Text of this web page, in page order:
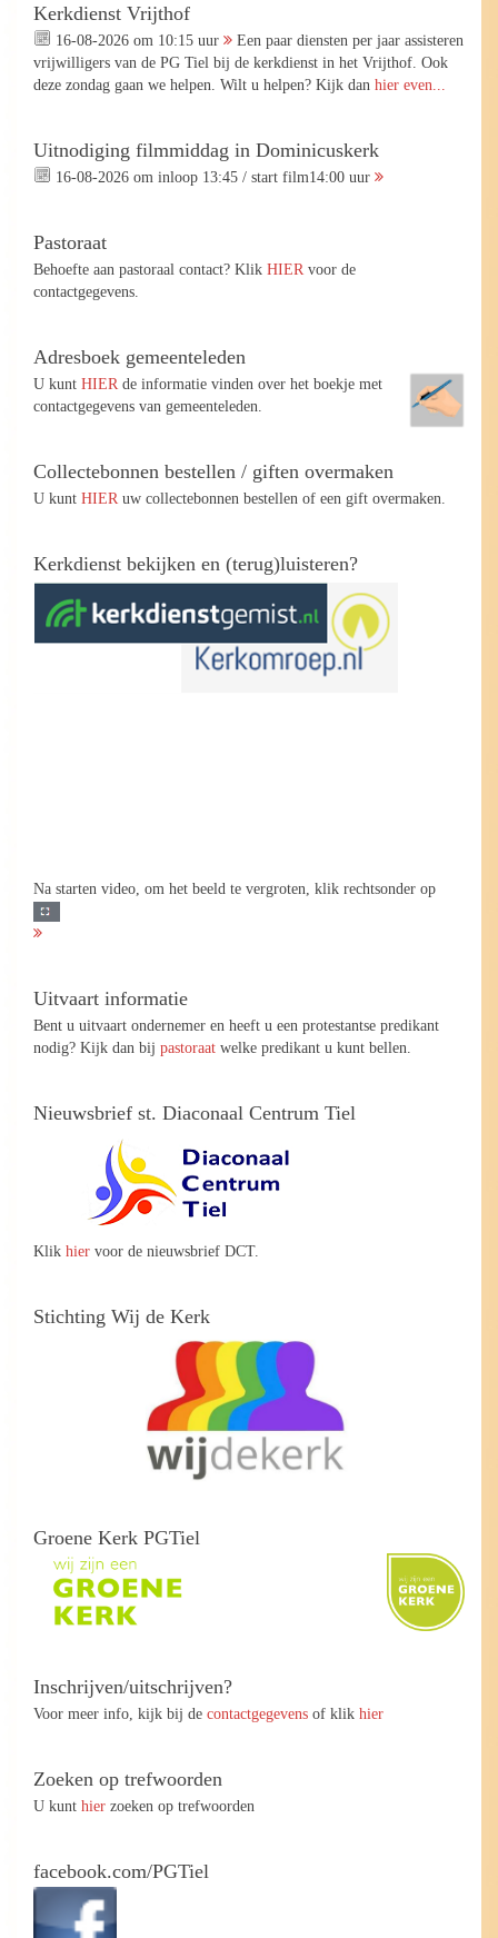
Kerkdienst Vrijthof
16-08-2026 om 10:15 uur
Een paar diensten per jaar assisteren
vrijwilligers van de PG Tiel bij de kerkdienst in het Vrijthof. Ook
deze zondag gaan we helpen. Wilt u helpen? Kijk dan hier even...
Uitnodiging filmmiddag in Dominicuskerk
16-08-2026 om inloop 13:45 / start film14:00 uur
Pastoraat
Behoefte aan pastoraal contact? Klik HIER voor de
contactgegevens.
Adresboek gemeenteleden
U kunt HIER de informatie vinden over het boekje met
contactgegevens van gemeenteleden.
Collectebonnen bestellen / giften overmaken
U kunt HIER uw collectebonnen bestellen of een gift overmaken.
Kerkdienst bekijken en (terug)luisteren?
Na starten video, om het beeld te vergroten, klik rechtsonder op
Uitvaart informatie
Bent u uitvaart ondernemer en heeft u een protestantse predikant
nodig? Kijk dan bij pastoraat welke predikant u kunt bellen.
Nieuwsbrief st. Diaconaal Centrum Tiel
Klik hier voor de nieuwsbrief DCT.
Stichting Wij de Kerk
Groene Kerk PGTiel
Inschrijven/uitschrijven?
Voor meer info, kijk bij de contactgegevens of klik hier
Zoeken op trefwoorden
U kunt hier zoeken op trefwoorden
facebook.com/PGTiel